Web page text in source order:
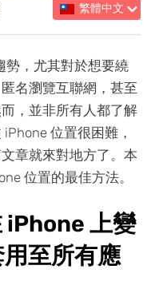
繁體中文
勢，尤其對於想要繞
名瀏覽互聯網，甚至
，並非所有人都了解
位置很困難，
章就來對地方了。本
位置的最佳方法。
iPhone 上變
至所有應